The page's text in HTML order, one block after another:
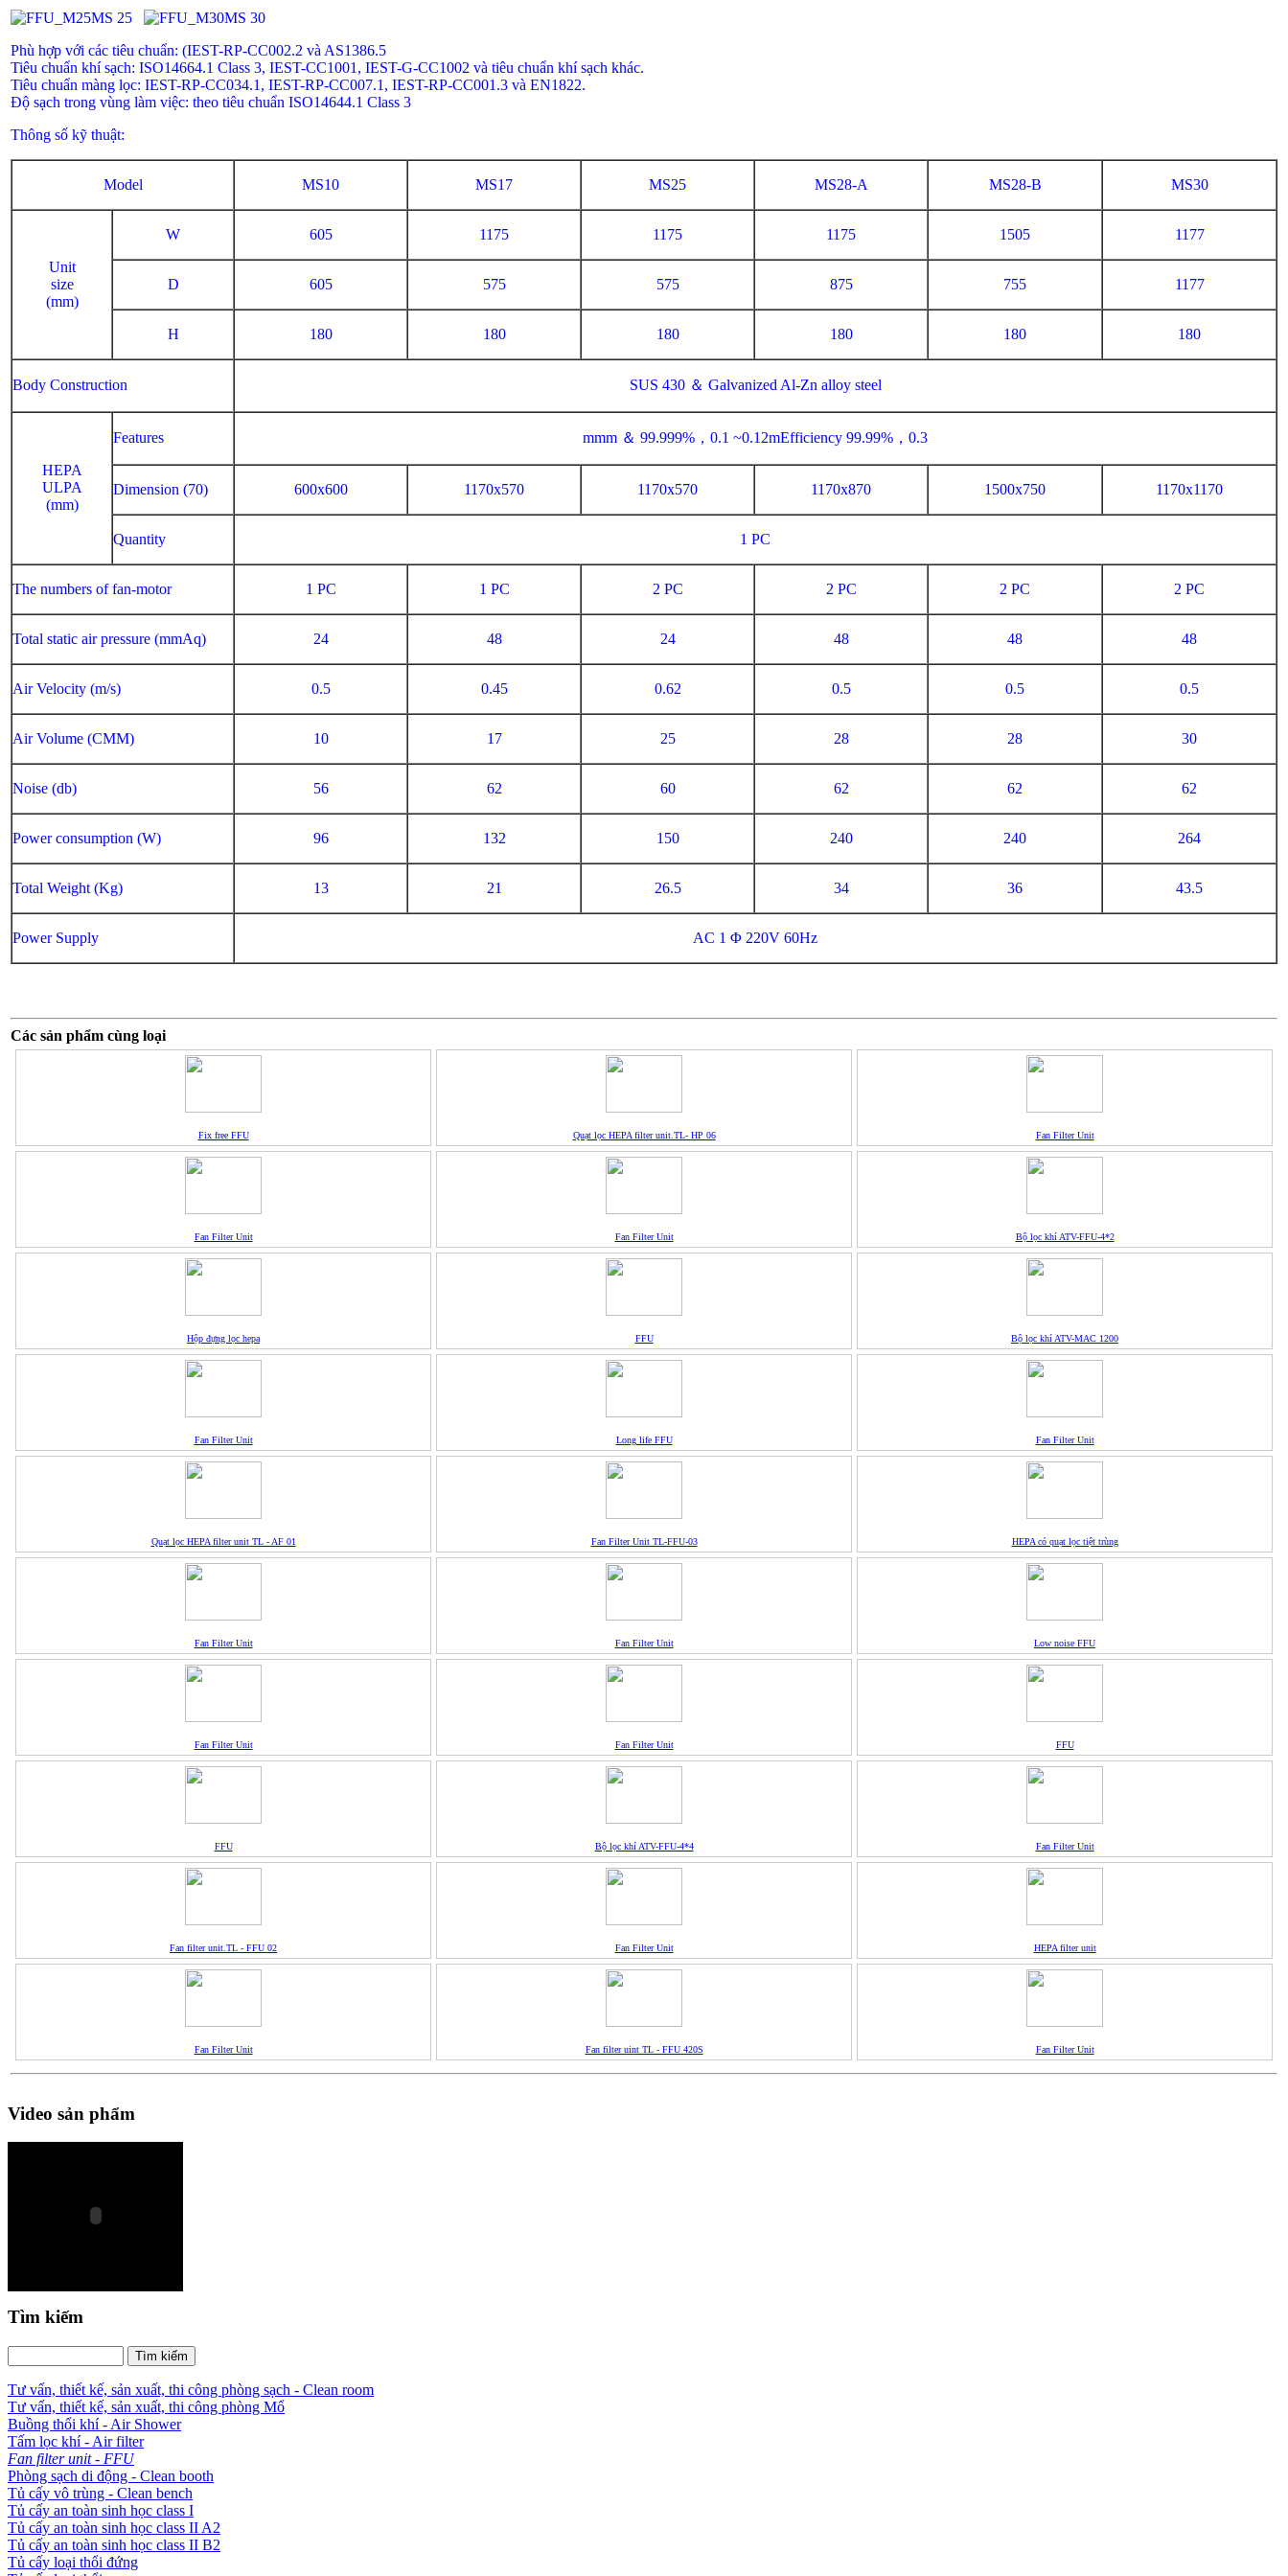
MS 25
MS 30
Phù hợp với các tiêu chuẩn: (IEST-RP-CC002.2 và AS1386.5
Tiêu chuẩn khí sạch: ISO14664.1 Class 3, IEST-CC1001, IEST-G-CC1002 và tiêu chuẩn khí sạch khác.
Tiêu chuẩn màng lọc: IEST-RP-CC034.1, IEST-RP-CC007.1, IEST-RP-CC001.3 và EN1822.
Độ sạch trong vùng làm việc: theo tiêu chuẩn ISO14644.1 Class 3
Thông số kỹ thuật:
Model MS10 MS17 MS25 MS28-A MS28-B MS30
Unit
size
(mm)
W 605 1175 1175 1175 1505 1177
D 605 575 575 875 755 1177
H 180 180 180 180 180 180
Body Construction SUS 430 ＆ Galvanized Al-Zn alloy steel
HEPA
ULPA
(mm)
Features mmm ＆ 99.999%，0.1 ~0.12mEfficiency 99.99%，0.3
Dimension (70) 600x600 1170x570 1170x570 1170x870 1500x750 1170x1170
Quantity 1 PC
The numbers of fan-motor 1 PC 1 PC 2 PC 2 PC 2 PC 2 PC
Total static air pressure (mmAq) 24 48 24 48 48 48
Air Velocity (m/s) 0.5 0.45 0.62 0.5 0.5 0.5
Air Volume (CMM) 10 17 25 28 28 30
Noise (db) 56 62 60 62 62 62
Power consumption (W) 96 132 150 240 240 264
Total Weight (Kg) 13 21 26.5 34 36 43.5
Power Supply AC 1 Φ 220V 60Hz
Các sản phẩm cùng loại
Fix free FFU Quạt lọc HEPA filter unit.TL- HP 06 Fan Filter Unit
Fan Filter Unit Fan Filter Unit Bộ lọc khí ATV-FFU-4*2
Hộp đựng lọc hepa FFU Bộ lọc khí ATV-MAC 1200
Fan Filter Unit Long life FFU Fan Filter Unit
Quạt lọc HEPA filter unit TL - AF 01 Fan Filter Unit TL-FFU-03 HEPA có quạt lọc tiệt trùng
Fan Filter Unit Fan Filter Unit Low noise FFU
Fan Filter Unit Fan Filter Unit FFU
FFU Bộ lọc khí ATV-FFU-4*4 Fan Filter Unit
Fan filter unit.TL - FFU 02 Fan Filter Unit HEPA filter unit
Fan Filter Unit Fan filter uint TL - FFU 420S Fan Filter Unit
Video sản phẩm
Tìm kiếm
Tư vấn, thiết kế, sản xuất, thi công phòng sạch - Clean room
Tư vấn, thiết kế, sản xuất, thi công phòng Mổ
Buồng thổi khí - Air Shower
Tấm lọc khí - Air filter
Fan filter unit - FFU
Phòng sạch di động - Clean booth
Tủ cấy vô trùng - Clean bench
Tủ cấy an toàn sinh học class I
Tủ cấy an toàn sinh học class II A2
Tủ cấy an toàn sinh học class II B2
Tủ cấy loại thổi đứng